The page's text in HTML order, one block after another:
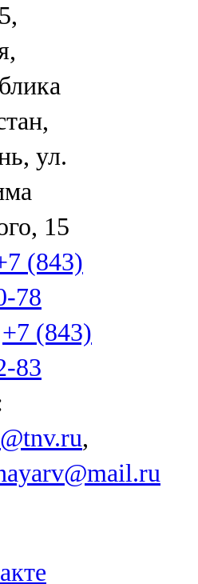
ул.
15
(843)
78
+7 (843)
83
,